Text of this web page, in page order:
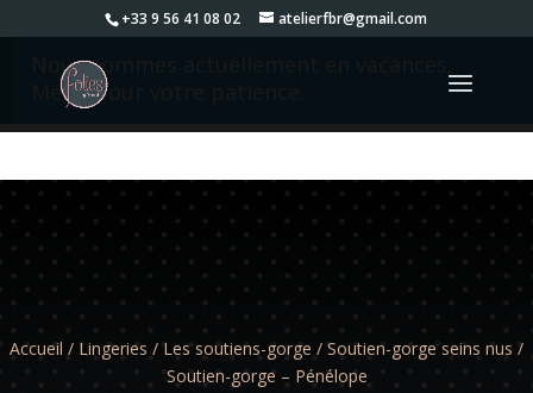
+33 9 56 41 08 02 atelierfbr@gmail.com
Nous sommes actuellement en vacances.
Merci pour votre patience.
Accueil / Lingeries / Les soutiens-gorge / Soutien-gorge seins nus /
Soutien-gorge – Pénélope